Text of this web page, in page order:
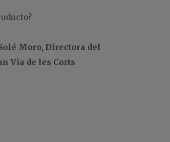
Moro, Directora del
Via de les Corts